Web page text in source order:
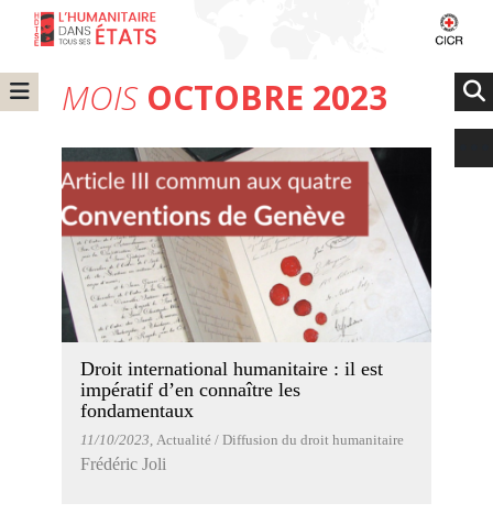
MOISOCTOBRE 2023
Droit international humanitaire : il est
impératif d’en connaître les
fondamentaux
11/10/2023 , Actualité / Diffusion du droit humanitaire
Frédéric Joli